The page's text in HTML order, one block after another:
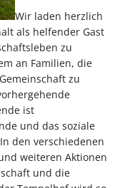
Wir laden herzlich
als helfender Gast
zu
an Familien, die
zu
ist
und das soziale
den verschiedenen
weiteren Aktionen
und die